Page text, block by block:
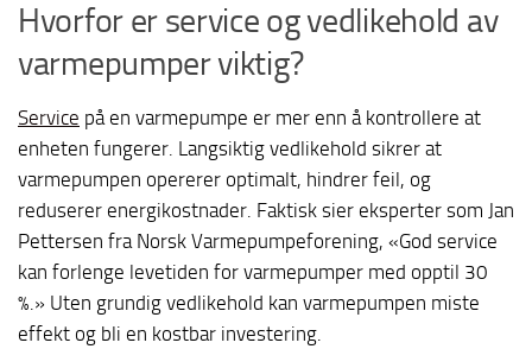
Hvorfor er service og vedlikehold av
varmepumper viktig?
Service på en varmepumpe er mer enn å kontrollere at
enheten fungerer. Langsiktig vedlikehold sikrer at
varmepumpen opererer optimalt, hindrer feil, og
reduserer energikostnader. Faktisk sier eksperter som Jan
Pettersen fra Norsk Varmepumpeforening, «God service
kan forlenge levetiden for varmepumper med opptil 30
%.» Uten grundig vedlikehold kan varmepumpen miste
effekt og bli en kostbar investering.